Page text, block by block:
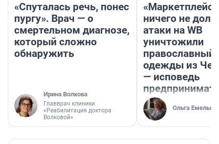
«Спуталась речь, понес
пургу». Врач — о
смертельном диагнозе,
который сложно
обнаружить
Ирина Волкова
Главврач клиники
«Реабилитация доктора
Волковой»
«Маркетплейс
ничего не
атаки на WB
уничтожили
православный
одежды из
— исповедь
Ольга